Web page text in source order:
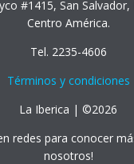
#1415, San Salvador,
Centro América.
Tel. 2235-4606
Términos y condiciones
La Iberica | ©2026
redes para conocer
nosotros!